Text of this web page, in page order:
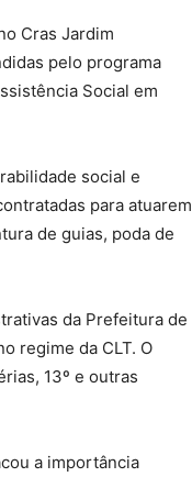
Cras Jardim
pelo programa
Social em
social e
para atuarem
de guias, poda de
da Prefeitura de
regime da CLT. O
13º e outras
a importância